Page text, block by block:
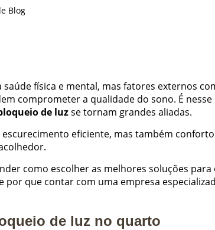
Blog
física e mental, mas fatores externos
comprometer a qualidade do sono. É nesse
de luzse tornam grandes aliadas.
eficiente, mas também
como escolher as melhores soluções
por que contar com uma empresa
de luz no quarto